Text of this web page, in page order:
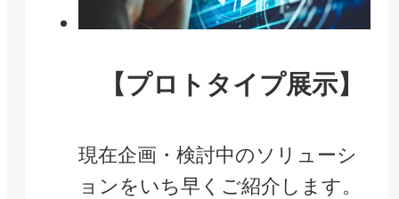
【プロトタイプ展示】
現在企画・検討中のソリューシ
ョンをいち早くご紹介します。